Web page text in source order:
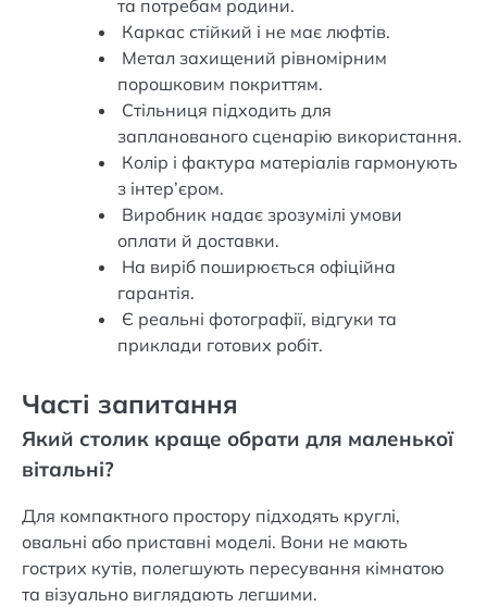
та потребам родини.
Каркас стійкий і не має люфтів.
Метал захищений рівномірним
порошковим покриттям.
Стільниця підходить для
запланованого сценарію використання.
Колір і фактура матеріалів гармонують
з інтер’єром.
Виробник надає зрозумілі умови
оплати й доставки.
На виріб поширюється офіційна
гарантія.
Є реальні фотографії, відгуки та
приклади готових робіт.
Часті запитання
Який столик краще обрати для маленької
вітальні?
Для компактного простору підходять круглі,
овальні або приставні моделі. Вони не мають
гострих кутів, полегшують пересування кімнатою
та візуально виглядають легшими.